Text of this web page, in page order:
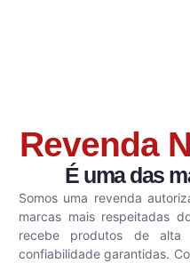
Revenda
É uma das
Somos uma revenda
marcas mais respeitadas
recebe produtos de alta
confiabilidade garantidas.